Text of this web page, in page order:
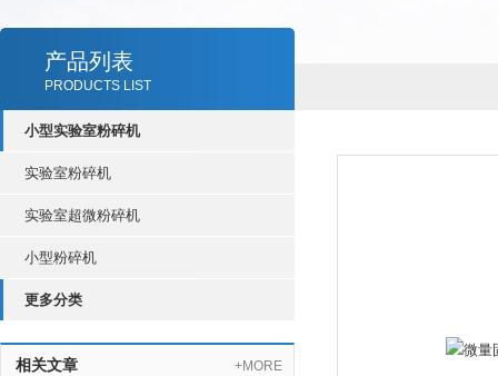
产品列表
PRODUCTS LIST
小型实验室粉碎机
实验室粉碎机
实验室超微粉碎机
小型粉碎机
更多分类
相关文章 +MORE